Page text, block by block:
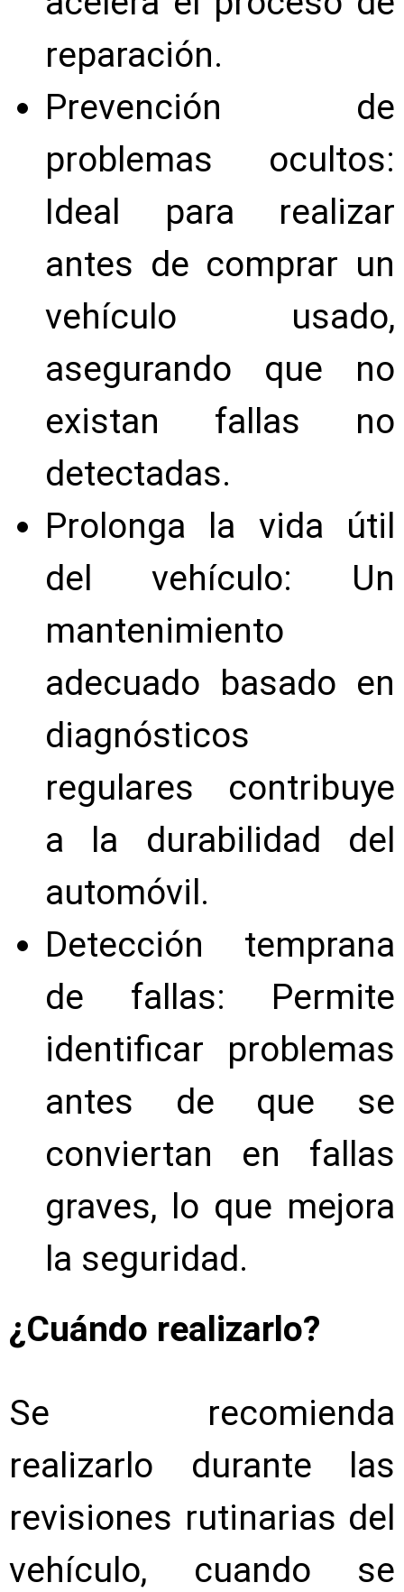
reparación.
Prevención de
problemas ocultos:
Ideal para realizar
antes de comprar un
vehículo usado,
asegurando que no
existan fallas no
detectadas.
Prolonga la vida útil
del vehículo: Un
mantenimiento
adecuado basado en
diagnósticos
regulares contribuye
a la durabilidad del
automóvil.
Detección temprana
de fallas: Permite
identificar problemas
antes de que se
conviertan en fallas
graves, lo que mejora
la seguridad.
¿Cuándo realizarlo?
Se recomienda
realizarlo durante las
revisiones rutinarias del
vehículo, cuando se